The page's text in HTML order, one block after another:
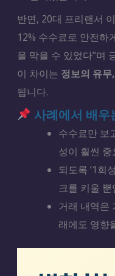
반면, 20대 프리랜서
12% 수수료로 안전하
을 막을 수 있었다”며
이 차이는 정보의 유
됩니다.
사례에서 배우
수수료만 보
성이 훨씬 중
되도록 ‘1회
크를 키울 뿐
거래 내역은
래에도 영향